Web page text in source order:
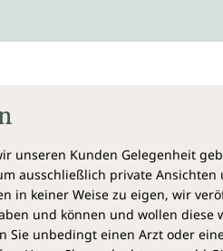
unseren Kunden Gelegenheit
ausschließlich private
in keiner Weise zu eigen, wir
und können und wollen
Sie unbedingt einen Arzt oder